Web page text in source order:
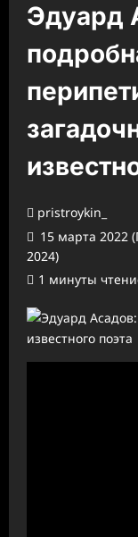
Эдуард
pristroykin_
15 марта 2022
2024)
1 минуты